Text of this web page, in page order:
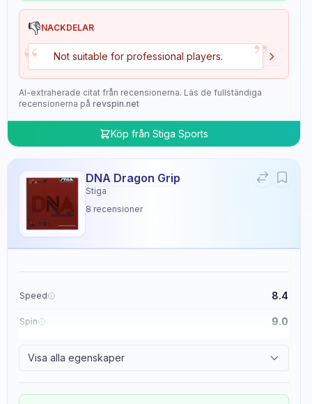
👎NACKDELAR
“ Not suitable for professional players. ”
AI-extraherade citat från recensionerna. Läs de fullständiga
recensionerna på revspin.net
Köp från Stiga Sports
DNA Dragon Grip
Stiga
8 recensioner
Speed 8.4
Spin 9.0
Visa alla egenskaper